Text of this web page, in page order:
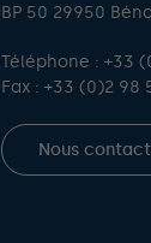
BP 50 29950
Téléphone : +33
Fax : +33 (0)2 98
Nous